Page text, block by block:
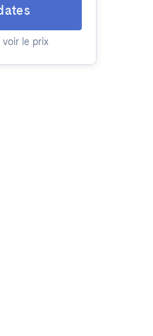
voir le prix